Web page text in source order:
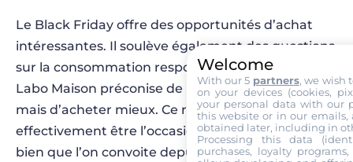
Le Black Friday offre des opportunités d’achat
intéressantes. Il soulève également des questions
sur la consommation responsable. C’est pourquoi
Labo Maison préconise de ne pas acheter plus
mais d’acheter mieux. Ce rendez-vous peut
effectivement être l’occasion de se procurer un
bien que l’on convoite depuis plusieurs mois et
Welcome
With our 5 partners, we wish
on your devices (cookies,
your personal data with our
this website or in our emails,
obtained later, including in
Processing this data
purchases, loyalty